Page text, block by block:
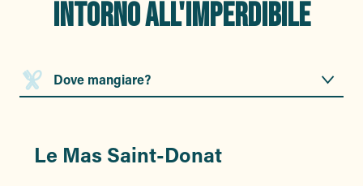
INTORNO ALL'IMPERDIBILE
Dove mangiare?
Cosa fare nei dintorni?
Le Mas Saint-Donat